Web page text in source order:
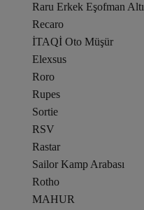
Raru Erkek Eşofman Altı
Recaro
İTAQİ Oto Müşür
Elexsus
Roro
Rupes
Sortie
RSV
Rastar
Sailor Kamp Arabası
Rotho
MAHUR